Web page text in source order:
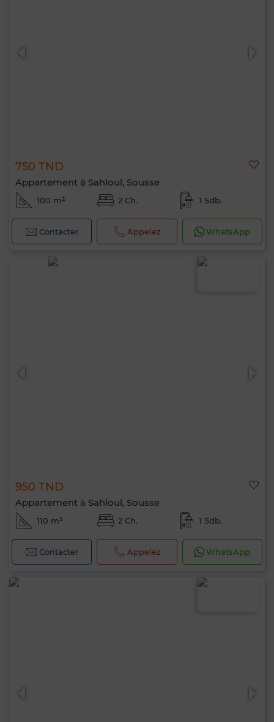
750 TND
Appartement à Sahloul, Sousse
100 m² 2 Ch. 1 Sdb.
Contacter Appelez WhatsApp
950 TND
Appartement à Sahloul, Sousse
110 m² 2 Ch. 1 Sdb.
Contacter Appelez WhatsApp